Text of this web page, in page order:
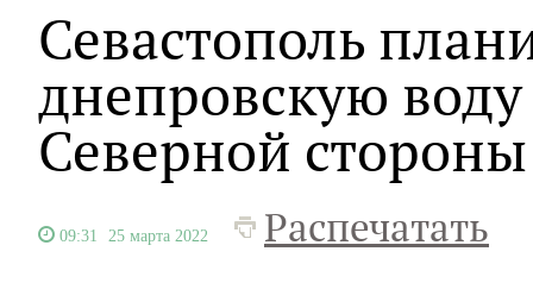
Севастополь
днепровскую
Северной стороны
09:31 25 марта 2022 Распечатать